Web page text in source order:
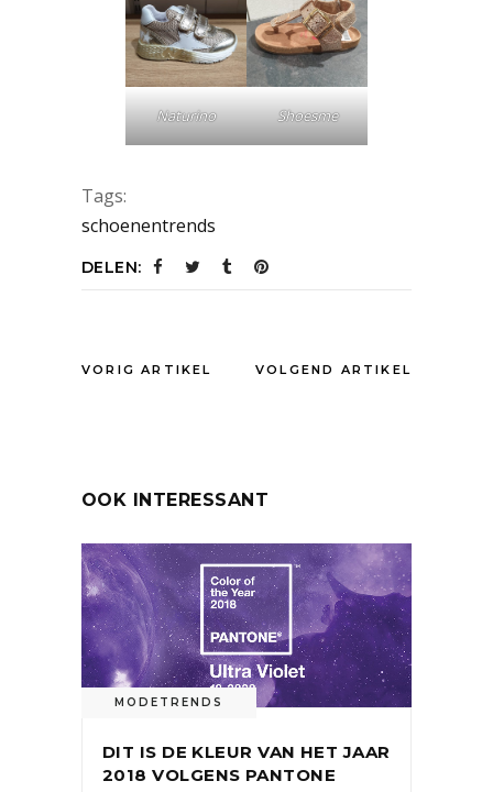
Naturino Shoesme
Tags:
schoenentrends
DELEN:
VORIG ARTIKEL VOLGEND ARTIKEL
OOK INTERESSANT
MODETRENDS
DIT IS DE KLEUR VAN HET JAAR
2018 VOLGENS PANTONE